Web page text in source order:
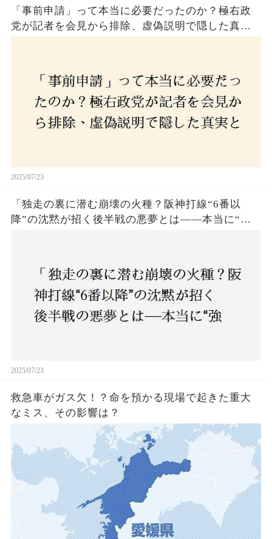
「事前申請」って本当に必要だったのか？極右政
党が記者を会見から排除、虚偽説明で隠した真実
2025/07/23
「独走の裏に潜む崩壊の火種？阪神打線“6番以
降”の沈黙が招く後半戦の悪夢とは——本当に“強
2025/07/23
救急車がガス欠！？命を預かる現場で起きた重大
なミス、その影響は？